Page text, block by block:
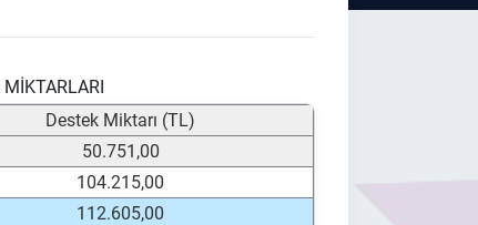
Destek Miktarı (TL)
50.751,00
104.215,00
112.605,00